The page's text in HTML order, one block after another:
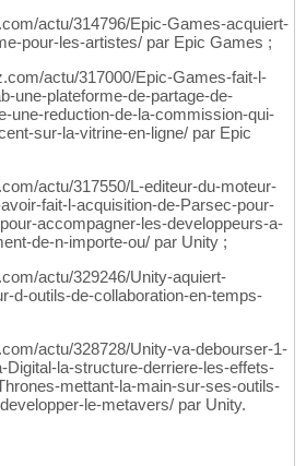
actu/314796/Epic-Games-acquiert-
pour-les-artistes/ par Epic Games ;
actu/317000/Epic-Games-fait-l-
une-plateforme-de-partage-de-
une-reduction-de-la-commission-qui-
sur-la-vitrine-en-ligne/ par Epic
actu/317550/L-editeur-du-moteur-
fait-l-acquisition-de-Parsec-pour-
accompagner-les-developpeurs-a-
de-n-importe-ou/ par Unity ;
actu/329246/Unity-aquiert-
d-outils-de-collaboration-en-temps-
actu/328728/Unity-va-debourser-1-
Digital-la-structure-derriere-les-effets-
mettant-la-main-sur-ses-outils-
le-metavers/ par Unity.